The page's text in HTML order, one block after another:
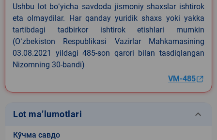
Ushbu lot boʻyicha savdoda jismoniy shaxslar ishtirok
eta olmaydilar. Har qanday yuridik shaxs yoki yakka
tartibdagi tadbirkor ishtirok etishlari mumkin
(Oʻzbekiston Respublikasi Vazirlar Mahkamasining
03.08.2021 yildagi 485-son qarori bilan tasdiqlangan
Nizomning 30-bandi)
VM-485
Lot ma’lumotlari keyboard_arrow_down
Кўчма савдо